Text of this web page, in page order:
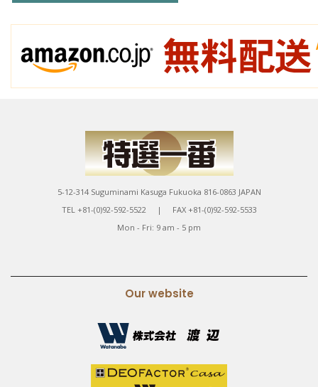
5-12-314 Suguminami Kasuga Fukuoka 816-0863 JAPAN
TEL +81-(0)92-592-5522 | FAX +81-(0)92-592-5533
Mon - Fri: 9 am - 5 pm
Our website